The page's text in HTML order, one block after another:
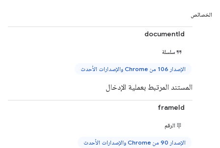
الخصائص
documentId
سلسلة
الإصدار 106 من Chrome والإصدارات الأحدث
المستند المرتبط بعملية الإدخال
frameId
الرقم
الإصدار 90 من Chrome والإصدارات الأحدث